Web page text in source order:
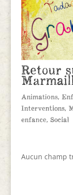
Retour
Animations,
Interventions,
enfance, Social
Aucun champ